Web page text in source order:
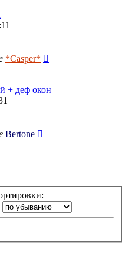
*Casper*
+ деф окон
Bertone